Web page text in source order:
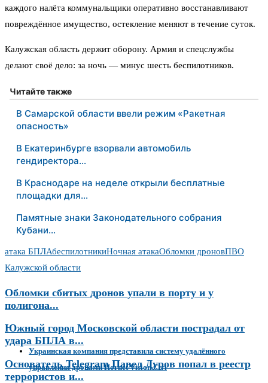
каждого налёта коммунальщики оперативно восстанавливают
повреждённое имущество, остекление меняют в течение суток.
Калужская область держит оборону. Армия и спецслужбы
делают своё дело: за ночь — минус шесть беспилотников.
Читайте также
В Самарской области ввели режим «Ракетная
опасность»
В Екатеринбурге взорвали автомобиль
гендиректора…
В Краснодаре на неделе открыли бесплатные
площадки для…
Памятные знаки Законодательного собрания
Кубани…
атака БПЛАбеспилотникиНочная атакаОбломки дроновПВО
Калужской области
Обломки сбитых дронов упали в порту и у
полигона...
Южный город Московской области пострадал от
удара БПЛА в...
Основатель Telegram Павел Дуров попал в реестр
террористов и...
Украинская компания представила систему удалённого
управления дронами Hornet Vision Ctrl